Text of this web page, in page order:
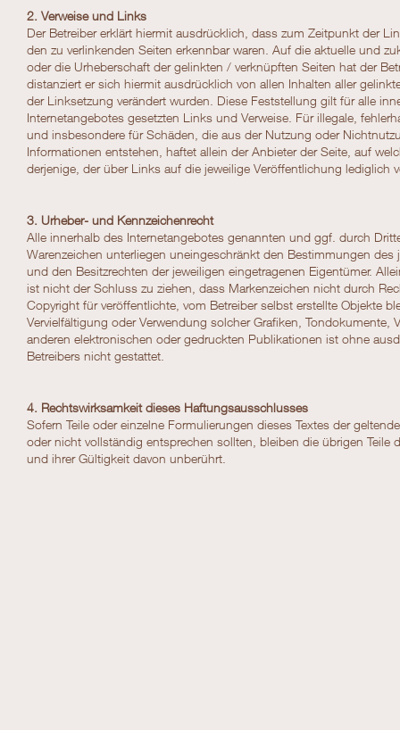
2. Verweise und Links
Der Betreiber erklärt hiermit ausdrücklich, dass zum Zeitpunkt der
den zu verlinkenden Seiten erkennbar waren. Auf die aktuelle und
oder die Urheberschaft der gelinkten / verknüpften Seiten hat der
distanziert er sich hiermit ausdrücklich von allen Inhalten aller
der Linksetzung verändert wurden. Diese Feststellung gilt für alle
Internetangebotes gesetzten Links und Verweise. Für illegale,
und insbesondere für Schäden, die aus der Nutzung oder
Informationen entstehen, haftet allein der Anbieter der Seite, auf
derjenige, der über Links auf die jeweilige Veröffentlichung lediglich
3. Urheber- und Kennzeichenrecht
Alle innerhalb des Internetangebotes genannten und ggf. durch
Warenzeichen unterliegen uneingeschränkt den Bestimmungen des
und den Besitzrechten der jeweiligen eingetragenen Eigentümer.
ist nicht der Schluss zu ziehen, dass Markenzeichen nicht durch
Copyright für veröffentlichte, vom Betreiber selbst erstellte Objekte
Vervielfältigung oder Verwendung solcher Grafiken, Tondokumente,
anderen elektronischen oder gedruckten Publikationen ist ohne
Betreibers nicht gestattet.
4. Rechtswirksamkeit dieses Haftungsausschlusses
Sofern Teile oder einzelne Formulierungen dieses Textes der
oder nicht vollständig entsprechen sollten, bleiben die übrigen Teile
und ihrer Gültigkeit davon unberührt.